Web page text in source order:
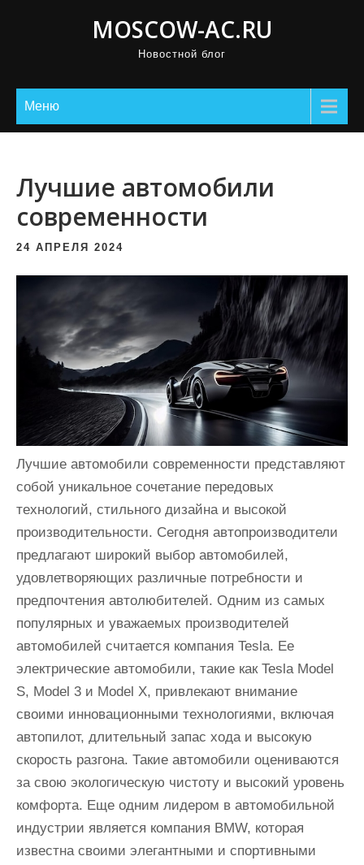
MOSCOW-AC.RU
Новостной блог
Меню
Лучшие автомобили
современности
24 АПРЕЛЯ 2024
Лучшие автомобили современности представляют
собой уникальное сочетание передовых
технологий, стильного дизайна и высокой
производительности. Сегодня автопроизводители
предлагают широкий выбор автомобилей,
удовлетворяющих различные потребности и
предпочтения автолюбителей. Одним из самых
популярных и уважаемых производителей
автомобилей считается компания Tesla. Ее
электрические автомобили, такие как Tesla Model
S, Model 3 и Model X, привлекают внимание
своими инновационными технологиями, включая
автопилот, длительный запас хода и высокую
скорость разгона. Такие автомобили оцениваются
за свою экологическую чистоту и высокий уровень
комфорта. Еще одним лидером в автомобильной
индустрии является компания BMW, которая
известна своими элегантными и спортивными